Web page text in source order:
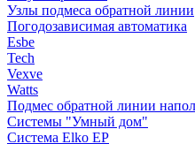
Узлы подмеса обратной линии
Погодозависимая автоматика
Esbe
Tech
Vexve
Watts
Подмес обратной линии
Системы "Умный дом"
Система Elko EP